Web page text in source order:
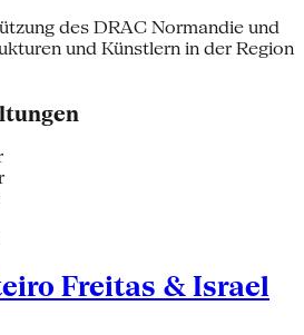
des DRAC Normandie und
und Künstlern in der Region
Freitas & Israel